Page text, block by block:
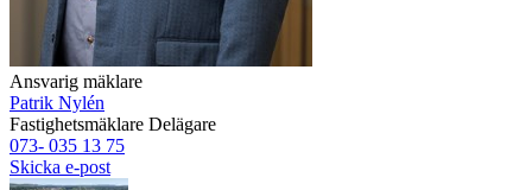
Ansvarig mäklare
Patrik Nylén
Fastighetsmäklare Delägare
073- 035 13 75
Skicka e-post